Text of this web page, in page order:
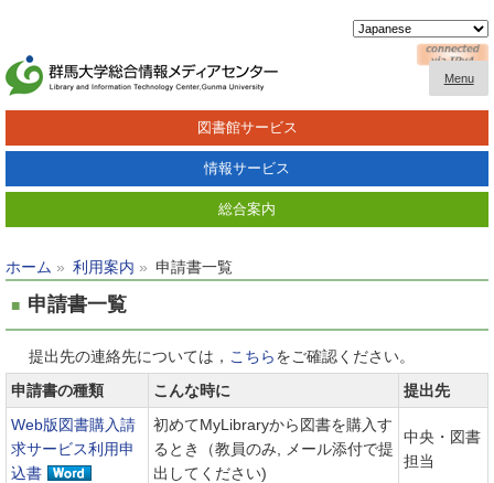
Menu
図書館サービス
情報サービス
総合案内
ホーム 利用案内 申請書一覧
申請書一覧
提出先の連絡先については， こちらをご確認ください。
申請書の種類
こんな時に
提出先
Web版図書購入請
求サービス利用申
込書
初めてMyLibraryから図書を購入す
るとき（教員のみ, メール添付で提
出してください)
中央・図書
担当